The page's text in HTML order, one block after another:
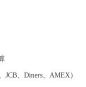
を物語ります。その
います。 【当麻の花
らは、彩り、心地よ
命の優しさを伝えま
、Diners、AMEX）